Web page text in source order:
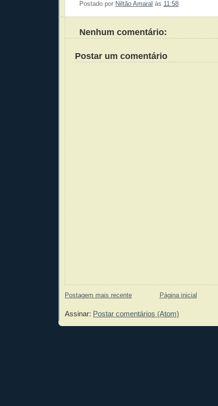
Postado por Niltão Amaral às 11:58
Nenhum comentário:
Postar um comentário
Postagem mais recente Página inicial
Assinar: Postar comentários (Atom)